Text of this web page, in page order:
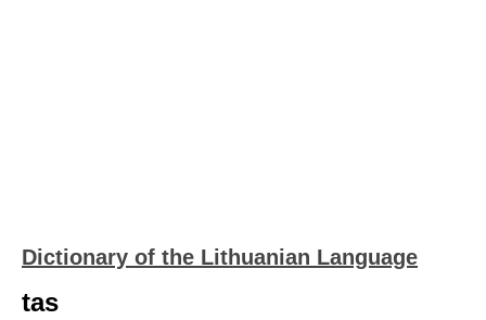
Dictionary of the Lithuanian Language
tas